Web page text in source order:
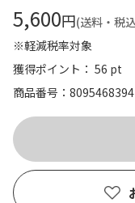
5,600円(送料・税
※軽減税率対象
獲得ポイント： 56 pt
商品番号
8095468394